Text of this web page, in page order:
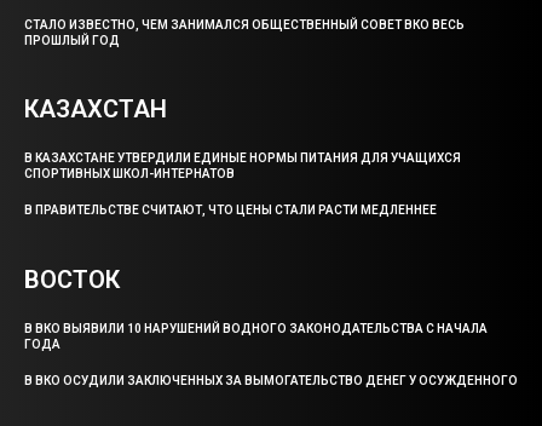
СТАЛО ИЗВЕСТНО, ЧЕМ ЗАНИМАЛСЯ ОБЩЕСТВЕННЫЙ СОВЕТ ВКО ВЕСЬ
ПРОШЛЫЙ ГОД
КАЗАХСТАН
В КАЗАХСТАНЕ УТВЕРДИЛИ ЕДИНЫЕ НОРМЫ ПИТАНИЯ ДЛЯ УЧАЩИХСЯ
СПОРТИВНЫХ ШКОЛ-ИНТЕРНАТОВ
В ПРАВИТЕЛЬСТВЕ СЧИТАЮТ, ЧТО ЦЕНЫ СТАЛИ РАСТИ МЕДЛЕННЕЕ
ВОСТОК
В ВКО ВЫЯВИЛИ 10 НАРУШЕНИЙ ВОДНОГО ЗАКОНОДАТЕЛЬСТВА С НАЧАЛА
ГОДА
В ВКО ОСУДИЛИ ЗАКЛЮЧЕННЫХ ЗА ВЫМОГАТЕЛЬСТВО ДЕНЕГ У ОСУЖДЕННОГО